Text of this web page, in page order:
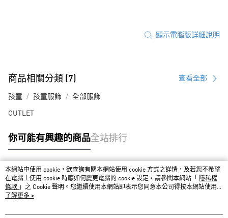
顯示電腦版詳細說明
商品相關分類 (7) 查看全部
孩童 孩童服飾 全部服飾
OUTLET
你可能有興趣的商品全站排行
熱門標籤
本網站中使用 cookie，欲查詢有關本網站使用 cookie 方式之詳情，及若您不希望
在電腦上使用 cookie 時應如何變更電腦的 cookie 設定，請參閱本網站「
隱私權
條款 」之 Cookie 聲明。您繼續使用本網站即表示您同意本公司得按本網站使用條
款之 Cookie 聲明使用 cookie。
了解更多 >